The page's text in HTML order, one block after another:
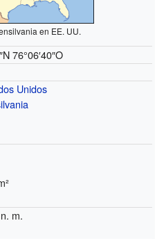
en EE. UU.
76°06′40″O
Unidos
m.